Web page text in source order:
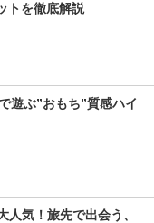
トを徹底解説
遊ぶ”おもち”質感ハイ
人気！旅先で出会う、